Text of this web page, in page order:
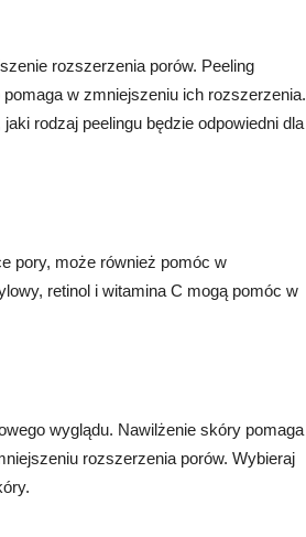
rozszerzenia porów. Peeling
w zmniejszeniu ich rozszerzenia.
rodzaj peelingu będzie odpowiedni dla
pory, może również pomóc w
retinol i witamina C mogą pomóc w
wyglądu. Nawilżenie skóry pomaga
rozszerzenia porów. Wybieraj